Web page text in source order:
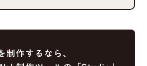
作するなら、